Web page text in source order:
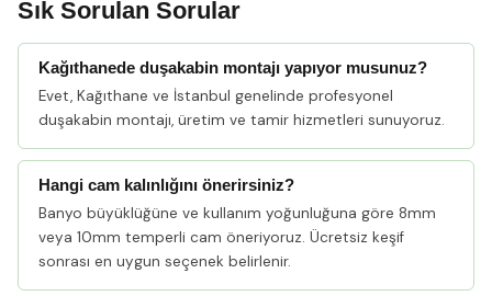
Sık Sorulan Sorular
Kağıthanede duşakabin montajı yapıyor musunuz?
Evet, Kağıthane ve İstanbul genelinde profesyonel
duşakabin montajı, üretim ve tamir hizmetleri sunuyoruz.
Hangi cam kalınlığını önerirsiniz?
Banyo büyüklüğüne ve kullanım yoğunluğuna göre 8mm
veya 10mm temperli cam öneriyoruz. Ücretsiz keşif
sonrası en uygun seçenek belirlenir.